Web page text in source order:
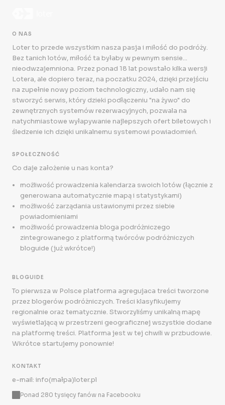
O NAS
Loter to przede wszystkim nasza pasja i miłość do podróży.
Bez tanich lotów, miłość ta byłaby w pewnym sensie...
nieodwzajemniona. Przez ponad 18 lat powstało kilka wersji
Lotera, ale dopiero teraz, na poczatku 2024, dzięki przejściu
na zupełnie nowy poziom technologiczny, udało nam się
stworzyć serwis, który dzieki podłączeniu "na żywo" do
zewnętrznych systemów rezerwacyjnych, pozwala na
natychmiastowe wyłapywanie najlepszych ofert biletowych i
śledzenie ich dzięki unikalnemu systemowi powiadomień.
SPOŁECZNOŚĆ
Co daje założenie u nas konta?
możliwość prowadzenia kalendarza swoich lotów (łącznie z
generowana automatycznie mapą i statystykami)
możliwość zarządania ustawionymi przez siebie
powiadomieniami
możliwość prowadzenia bloga podróżniczego
zintegrowanego z platformą twórców podróżniczych
bloguide (już wkrótce!)
BLOGUIDE
To pierwsza w Polsce platforma agregujaca treści tworzone
przez blogerów podróżniczych. Treści klasyfikujemy
regionalnie oraz tematycznie. Stworzyliśmy unikalną mapę
wyświetlającą w przestrzeni geograficznej wszystkie dodane
na platformę treści. Platforma jest w tej chwili w przbudowie.
Wkrótce startujemy ponownie!
KONTAKT
e-mail: info(małpa)loter.pl
Ponad 280 tysięcy fanów na Facebooku